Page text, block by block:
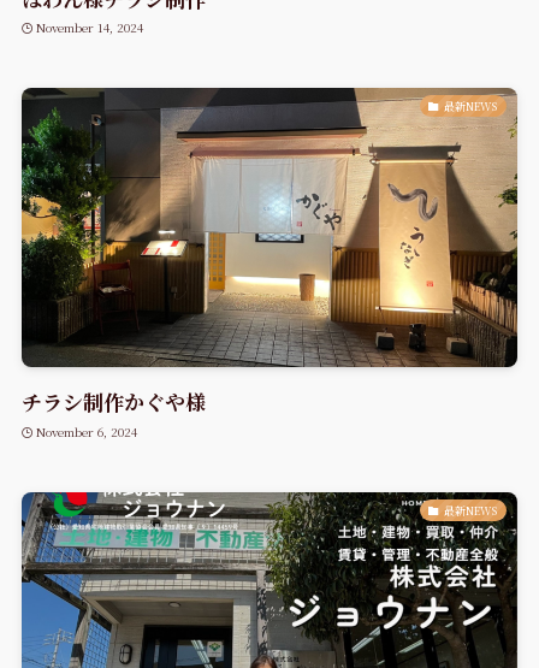
November 14, 2024
最新NEWS
チラシ制作かぐや様
November 6, 2024
最新NEWS